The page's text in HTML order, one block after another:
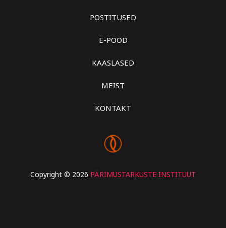
POSTITUSED
E-POOD
KAASLASED
MEIST
KONTAKT
Copyright © 2026 PÄRIMUSTARKUSTE INSTITUUT